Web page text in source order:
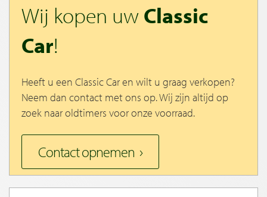
Wij kopen uwClassic
Car!
Heeft u een Classic Car en wilt u graag verkopen?
Neem dan contact met ons op. Wij zijn altijd op
zoek naar oldtimers voor onze voorraad.
Contact opnemen